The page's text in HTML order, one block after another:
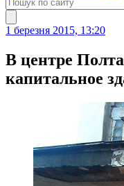
1 березня 2015, 13:20
В центре
капитальное